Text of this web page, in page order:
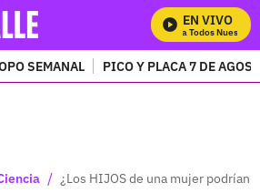
EN VIVO
Mira Todos Nuestros
SEMANAL PICO Y PLACA 7 DE
/ ¿Los HIJOS de una mujer podrían